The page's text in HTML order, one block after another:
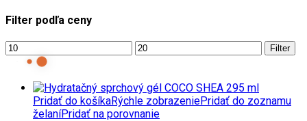
Filter podľa ceny
Filter
Pridať do košíkaRýchle zobrazeniePridať do zoznamu
želaníPridať na porovnanie